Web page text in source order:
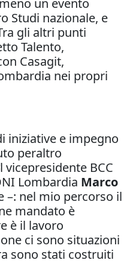
un evento
Studi nazionale, e
gli altri punti
Talento,
Casagit,
nei propri
iniziative e impegno
peraltro
BCC
Lombardia Marco
–: nel mio percorso il
mandato è
è il lavoro
ci sono situazioni
sono stati costruiti